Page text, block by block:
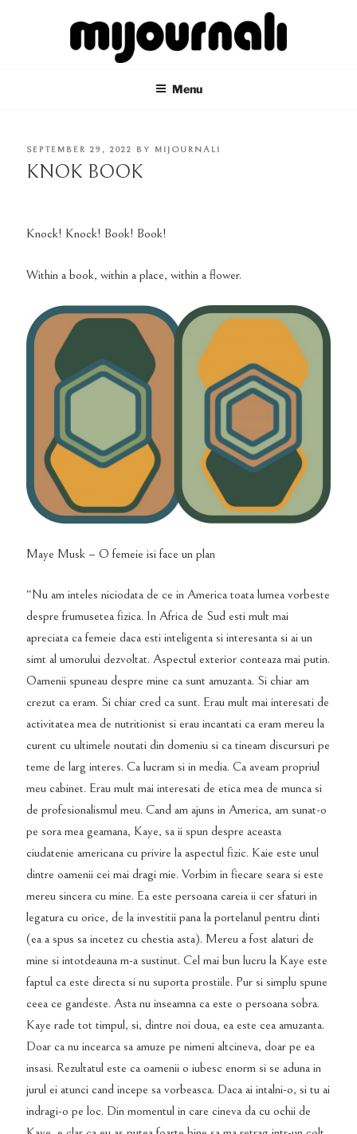
MIJOURNALI Menu
POSTED
ON
SEPTEMBER 29, 2022 BY MIJOURNALI
KNOK BOOK
Knock! Knock! Book! Book!
Within a book, within a place, within a flower.
Maye Musk – O femeie isi face un plan
“Nu am inteles niciodata de ce in America toata lumea vorbeste
despre frumusetea fizica. In Africa de Sud esti mult mai
apreciata ca femeie daca esti inteligenta si interesanta si ai un
simt al umorului dezvoltat. Aspectul exterior conteaza mai putin.
Oamenii spuneau despre mine ca sunt amuzanta. Si chiar am
crezut ca eram. Si chiar cred ca sunt. Erau mult mai interesati de
activitatea mea de nutritionist si erau incantati ca eram mereu la
curent cu ultimele noutati din domeniu si ca tineam discursuri pe
teme de larg interes. Ca lucram si in media. Ca aveam propriul
meu cabinet. Erau mult mai interesati de etica mea de munca si
de profesionalismul meu. Cand am ajuns in America, am sunat-o
pe sora mea geamana, Kaye, sa ii spun despre aceasta
ciudatenie americana cu privire la aspectul fizic. Kaie este unul
dintre oamenii cei mai dragi mie. Vorbim in fiecare seara si este
mereu sincera cu mine. Ea este persoana careia ii cer sfaturi in
legatura cu orice, de la investitii pana la portelanul pentru dinti
(ea a spus sa incetez cu chestia asta). Mereu a fost alaturi de
mine si intotdeauna m-a sustinut. Cel mai bun lucru la Kaye este
faptul ca este directa si nu suporta prostiile. Pur si simplu spune
ceea ce gandeste. Asta nu inseamna ca este o persoana sobra.
Kaye rade tot timpul, si, dintre noi doua, ea este cea amuzanta.
Doar ca nu incearca sa amuze pe nimeni altcineva, doar pe ea
insasi. Rezultatul este ca oamenii o iubesc enorm si se aduna in
jurul ei atunci cand incepe sa vorbeasca. Daca ai intalni-o, si tu ai
indragi-o pe loc. Din momentul in care cineva da cu ochii de